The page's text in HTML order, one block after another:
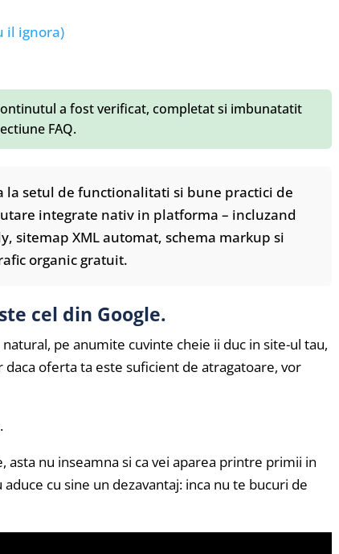
il ignora)
a fost verificat, completat si imbunatatit
FAQ.
la setul de functionalitati si bune practici de
integrate nativ in platforma – incluzand
sitemap XML automat, schema markup si
organic gratuit.
cel din Google.
pe anumite cuvinte cheie ii duc in site-ul tau,
oferta ta este suficient de atragatoare, vor
asta nu inseamna si ca vei aparea printre primii in
cu sine un dezavantaj: inca nu te bucuri de